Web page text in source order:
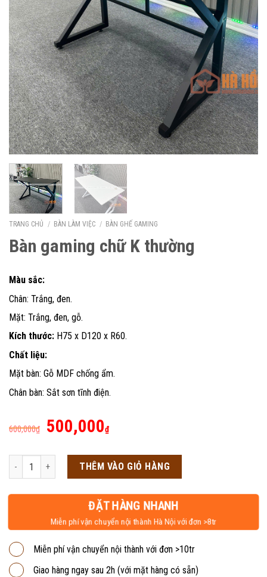
TRANG CHỦ / BÀN LÀM VIỆC / BÀN GHẾ GAMING
Bàn gaming chữ K thường
Màu sắc:
Chân: Trắng, đen.
Mặt: Trắng, đen, gỗ.
Kích thước: H75 x D120 x R60.
Chất liệu:
Mặt bàn: Gỗ MDF chống ẩm.
Chân bàn: Sắt sơn tĩnh điện.
600,000₫
Giá
là:
600,000₫.
500,000₫Giá
tại
là:
500,000₫.
Bàn gaming chữ K thường số lượng
THÊM VÀO GIỎ HÀNG
ĐẶT HÀNG NHANH
Miễn phí vận chuyển nội thành Hà Nội với đơn >8tr
Miễn phí vận chuyển nội thành với đơn >10tr
Giao hàng ngay sau 2h (với mặt hàng có sẵn)